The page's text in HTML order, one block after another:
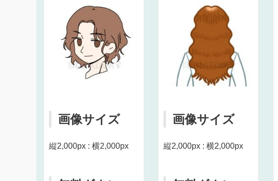
画像サイズ
縦2,000px : 横2,000px
画像サイズ
縦2,000px : 横2,000px